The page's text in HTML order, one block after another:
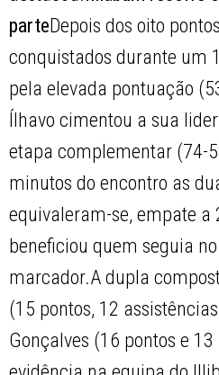
parteDepois dos oito
conquistados durante um
pela elevada pontuação
Ílhavo cimentou a sua
etapa complementar (74-
minutos do encontro as
equivaleram-se, empate a
beneficiou quem seguia
marcador.A dupla
(15 pontos, 12
Gonçalves (16 pontos e